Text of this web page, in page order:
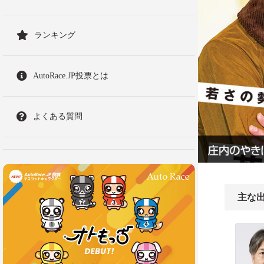
ランキング
AutoRace.JP投票とは
よくある質問
主な